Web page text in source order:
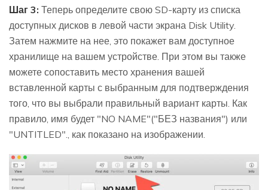
Шаг 3: Теперь определите свою SD-карту из списка
доступных дисков в левой части экрана Disk Utility.
Затем нажмите на нее, это покажет вам доступное
хранилище на вашем устройстве. При этом вы также
можете сопоставить место хранения вашей
вставленной карты с выбранным для подтверждения
того, что вы выбрали правильный вариант карты. Как
правило, имя будет "NO NAME"("БЕЗ названия") или
"UNTITLED"., как показано на изображении.